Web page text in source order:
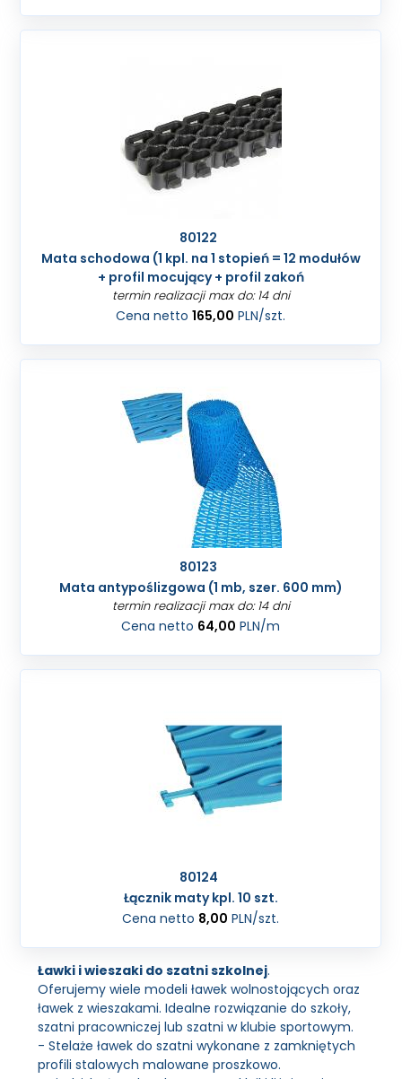
80122
Mata schodowa (1 kpl. na 1 stopień = 12 modułów
+ profil mocujący + profil zakoń
termin realizacji max do: 14 dni
Cena netto165,00 PLN/szt.
80123
Mata antypoślizgowa (1 mb, szer. 600 mm)
termin realizacji max do: 14 dni
Cena netto 64,00 PLN/m
80124
Łącznik maty kpl. 10 szt.
Cena netto 8,00 PLN/szt.
Ławki i wieszaki do szatni szkolnej.
Oferujemy wiele modeli ławek wolnostojących oraz
ławek z wieszakami. Idealne rozwiązanie do szkoły,
szatni pracowniczej lub szatni w klubie sportowym.
- Stelaże ławek do szatni wykonane z zamkniętych
profili stalowych malowane proszkowo.